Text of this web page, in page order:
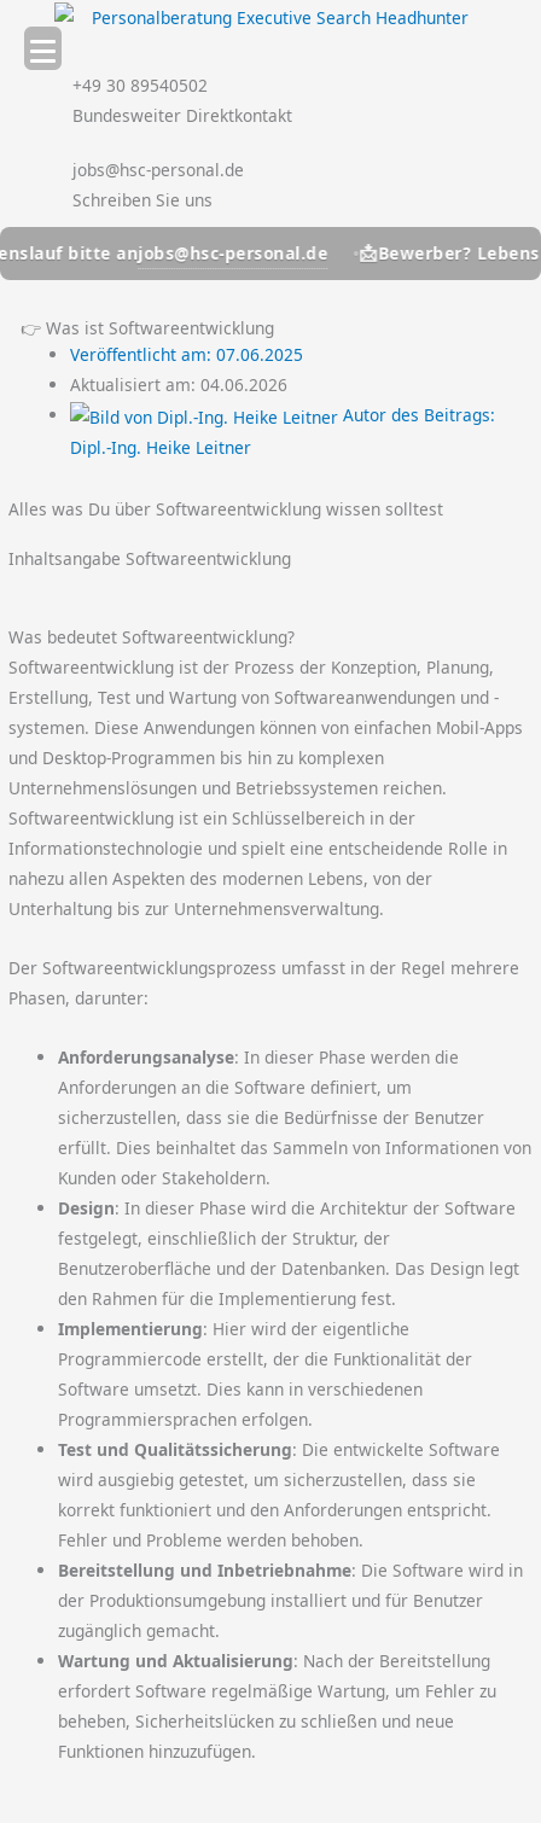
Inhalt
springen +49 30 89540502
Bundesweiter Direktkontakt
jobs@hsc-personal.de
Schreiben Sie uns
bitte anjobs@hsc-personal.de 📩 Bewerber? Lebenslauf
👉 Was ist Softwareentwicklung
Veröffentlicht am:07.06.2025
Aktualisiert am: 04.06.2026
Autor des Beitrags:
Dipl.-Ing. Heike Leitner
Alles was Du über Softwareentwicklung wissen solltest
Inhaltsangabe Softwareentwicklung
Was bedeutet Softwareentwicklung?
Softwareentwicklung ist der Prozess der Konzeption, Planung,
Erstellung, Test und Wartung von Softwareanwendungen und -
systemen. Diese Anwendungen können von einfachen Mobil-Apps
und Desktop-Programmen bis hin zu komplexen
Unternehmenslösungen und Betriebssystemen reichen.
Softwareentwicklung ist ein Schlüsselbereich in der
Informationstechnologie und spielt eine entscheidende Rolle in
nahezu allen Aspekten des modernen Lebens, von der
Unterhaltung bis zur Unternehmensverwaltung.
Der Softwareentwicklungsprozess umfasst in der Regel mehrere
Phasen, darunter:
Anforderungsanalyse: In dieser Phase werden die
Anforderungen an die Software definiert, um
sicherzustellen, dass sie die Bedürfnisse der Benutzer
erfüllt. Dies beinhaltet das Sammeln von Informationen von
Kunden oder Stakeholdern.
Design: In dieser Phase wird die Architektur der Software
festgelegt, einschließlich der Struktur, der
Benutzeroberfläche und der Datenbanken. Das Design legt
den Rahmen für die Implementierung fest.
Implementierung: Hier wird der eigentliche
Programmiercode erstellt, der die Funktionalität der
Software umsetzt. Dies kann in verschiedenen
Programmiersprachen erfolgen.
Test und Qualitätssicherung: Die entwickelte Software
wird ausgiebig getestet, um sicherzustellen, dass sie
korrekt funktioniert und den Anforderungen entspricht.
Fehler und Probleme werden behoben.
Bereitstellung und Inbetriebnahme: Die Software wird in
der Produktionsumgebung installiert und für Benutzer
zugänglich gemacht.
Wartung und Aktualisierung: Nach der Bereitstellung
erfordert Software regelmäßige Wartung, um Fehler zu
beheben, Sicherheitslücken zu schließen und neue
Funktionen hinzuzufügen.